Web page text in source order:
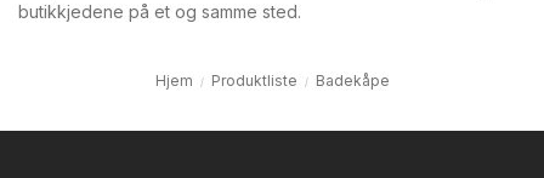
butikkjedene på et og samme sted.
Hjem Produktliste Badekåpe